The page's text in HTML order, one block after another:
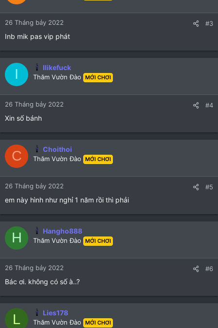
26 Tháng bảy 2022 #3
Inb mik pas vip phát
I Ilikefuck
Thăm Vườn Đào MỚI CHƠI
26 Tháng bảy 2022 #4
Xin số bánh
C Choithoi
Thăm Vườn Đào MỚI CHƠI
26 Tháng bảy 2022 #5
em này hình như nghỉ 1 năm rồi thì phải
H Hangho888
Thăm Vườn Đào MỚI CHƠI
26 Tháng bảy 2022 #6
Bác ơi. không có số à..?
L Lies178
Thăm Vườn Đào MỚI CHƠI